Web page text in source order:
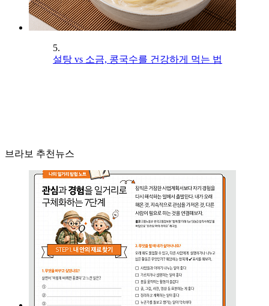
5.
설탕 vs 소금, 콩국수를 건강하게 먹는 법
브라보 추천뉴스